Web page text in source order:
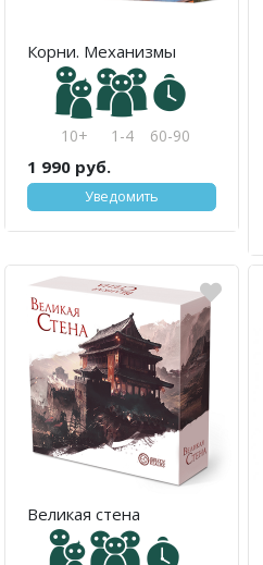
Корни. Механизмы
10+ 1-4 60-90
1 990 руб.
Уведомить
Великая стена